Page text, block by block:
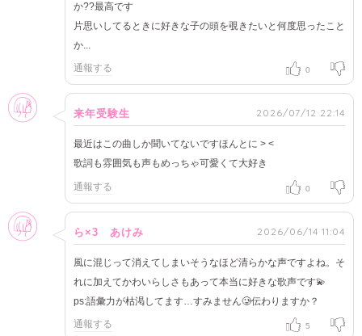
か??最高です
片思いしてるときに好きな子の頭を覗きたいと何度思ったこと
か...
通報する 0
女性
来年受験生 2026/07/12 22:14
最近はこの曲しか聞いてないですほんとに > <
歌詞も雰囲気も声もめっちゃ可愛くて大好き
通報する 0
女性
ら×3 あけみ 2026/06/14 11:04
風に混じって消えてしまいそうなほど清らかな声ですよね。そ
れに加えてかわいらしさもあって本当に好きな歌声です💫
ps:語彙力が枯渇してます…すみません🥲伝わりますか？
通報する 5